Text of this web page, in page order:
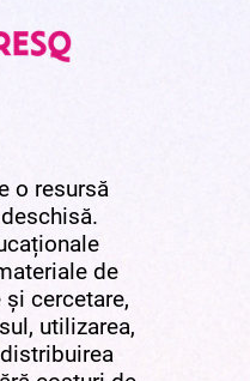
o resursă
de
și cercetare,
utilizarea,